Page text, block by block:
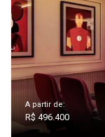
A partir de:
R$ 496.400